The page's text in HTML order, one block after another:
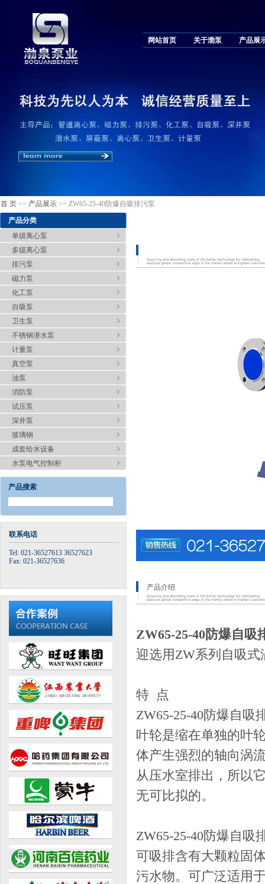
网站首页 关于渤泵 产品展
首 页 >> 产品展示 >> ZW65-25-40防爆自吸排污泵
产品分类
单级离心泵
多级离心泵
排污泵
磁力泵
化工泵
自吸泵
卫生泵
不锈钢潜水泵
计量泵
真空泵
油泵
消防泵
试压泵
深井泵
玻璃钢
成套给水设备
水泵电气控制柜
产品搜索
联系电话
Tel: 021-36527613 36527623
Fax: 021-36527636
产品介绍
ZW65-25-40防爆自吸
迎选用ZW系列自吸
特 点
ZW65-25-40防爆自吸
叶轮是缩在单独的叶
体产生强烈的轴向涡
从压水室排出，所以
无可比拟的。
ZW65-25-40防爆自吸
可吸排含有大颗粒固
污水物。可广泛适用